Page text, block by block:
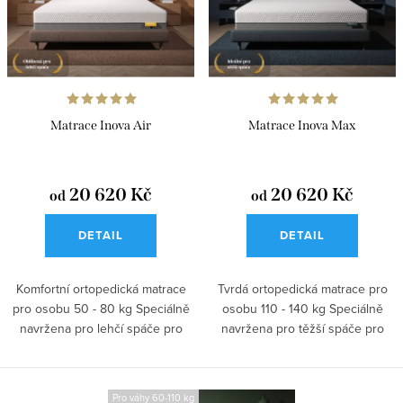
o
d
r
o
Matrace Inova Air
od 20 620 Kč
DETAIL
Komfortní ortopedická matrace
pro osobu 50 - 80 kg Speciálně
navržena pro lehčí spáče pro
Matrace Inova Max
od 20 620 Kč
DETAIL
Tvrdá ortopedická matrace pro
osobu 110 - 140 kg Speciálně
navržena pro těžší spáče pro
Pro váhy 60-110 kg